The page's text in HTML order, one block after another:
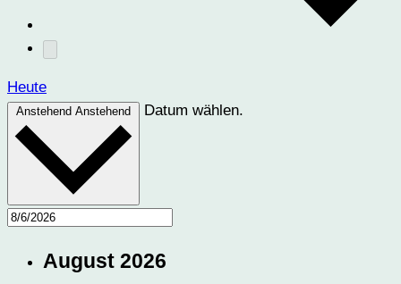
Heute
Anstehend Anstehend Datum wählen.
August 2026